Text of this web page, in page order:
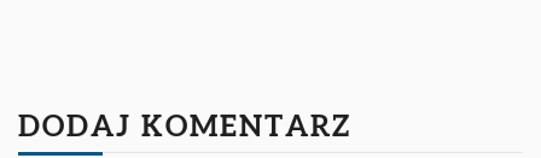
DODAJ KOMENTARZ